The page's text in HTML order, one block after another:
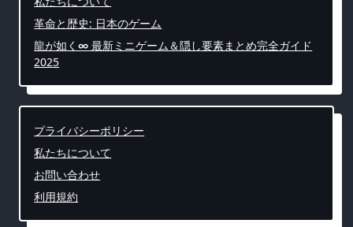
革命と歴史: 日本のゲーム
龍が如く∞ 最新ミニゲーム＆隠し要素まとめ完全ガイド
2025
プライバシーポリシー
私たちについて
お問い合わせ
利用規約